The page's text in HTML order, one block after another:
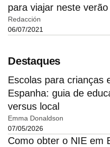
para viajar neste verão
Redacción
06/07/2021
Destaques
Escolas para crianças
Espanha: guia de
versus local
Emma Donaldson
07/05/2026
Como obter o NIE em